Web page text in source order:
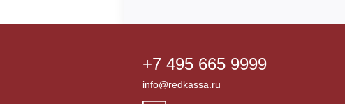
+7 495 665 9999
info@redkassa.ru